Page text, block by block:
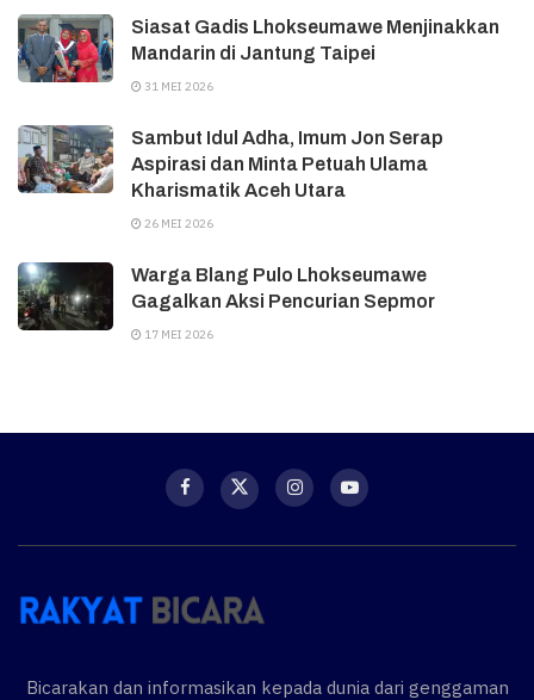
Siasat Gadis Lhokseumawe Menjinakkan
Mandarin di Jantung Taipei
31 MEI 2026
Sambut Idul Adha, Imum Jon Serap
Aspirasi dan Minta Petuah Ulama
Kharismatik Aceh Utara
26 MEI 2026
Warga Blang Pulo Lhokseumawe
Gagalkan Aksi Pencurian Sepmor
17 MEI 2026
Bicarakan dan informasikan kepada dunia dari genggaman